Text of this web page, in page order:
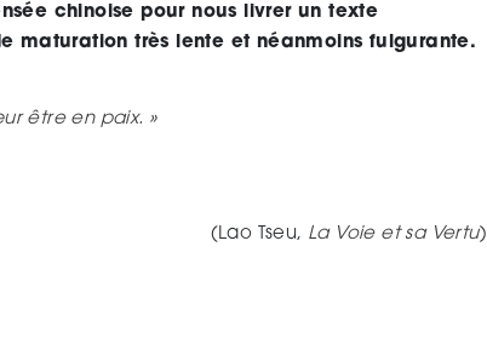
chinoise pour nous livrer un texte
maturation très lente et néanmoins fulgurante.
être en paix. »
(Lao Tseu, La Voie et sa Vertu)